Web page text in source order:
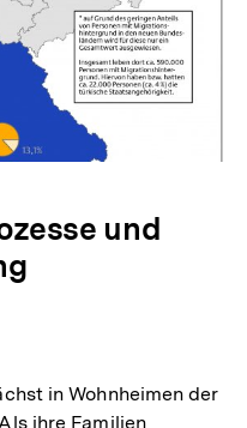
und
in Wohnheimen der
ihre Familien